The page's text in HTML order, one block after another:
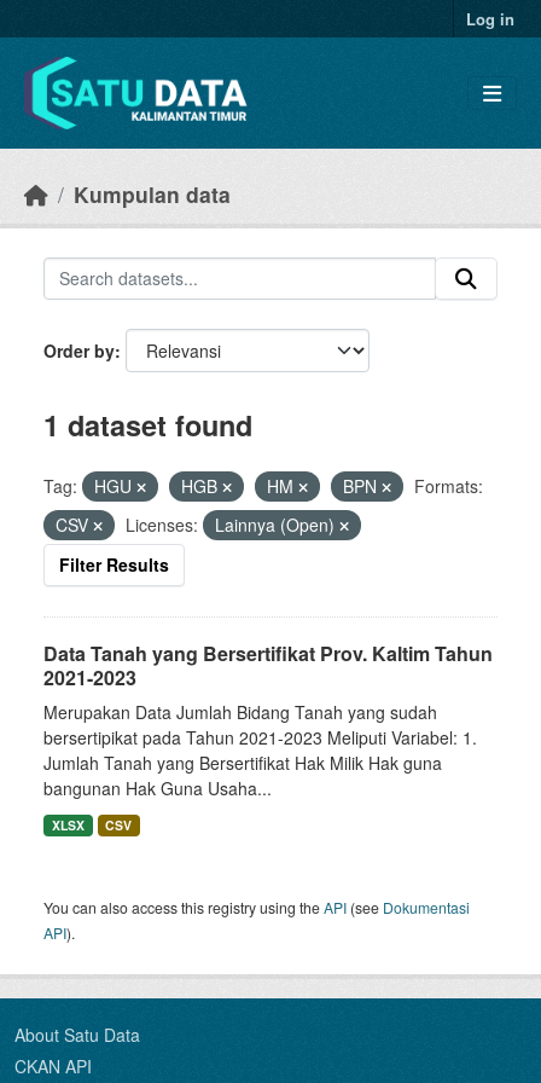
Log in
Kumpulan data
Order by
1 dataset found
Tag: HGU HGB HM BPN
Formats:
CSV
Licenses:
Lainnya (Open)
Filter Results
Data Tanah yang Bersertifikat Prov. Kaltim Tahun
2021-2023
Merupakan Data Jumlah Bidang Tanah yang sudah
bersertipikat pada Tahun 2021-2023 Meliputi Variabel: 1.
Jumlah Tanah yang Bersertifikat Hak Milik Hak guna
bangunan Hak Guna Usaha...
XLSX CSV
You can also access this registry using theAPI (see Dokumentasi
API).
About Satu Data
CKAN API